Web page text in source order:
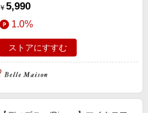
￥ 5,990
1.0%
ストアにすすむ